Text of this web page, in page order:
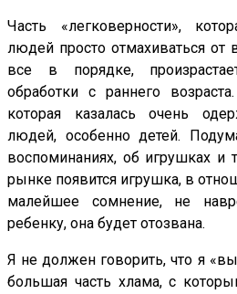
Часть «легковерности»,
людей просто отмахиваться от
все в порядке,
обработки с раннего
которая казалась очень
людей, особенно детей.
воспоминаниях, об игрушках и
рынке появится игрушка, в
малейшее сомнение, не
ребенку, она будет отозвана.
Я не должен говорить, что я
большая часть хлама, с